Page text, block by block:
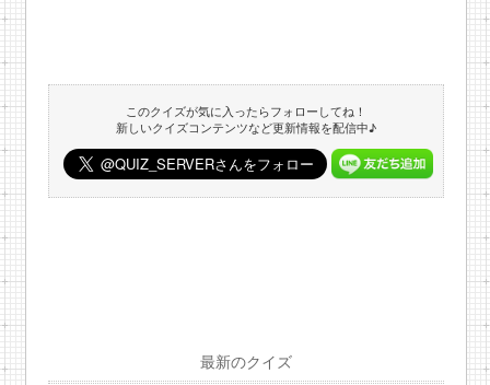
このクイズが気に入ったらフォローしてね！
新しいクイズコンテンツなど更新情報を配信中♪
最新のクイズ